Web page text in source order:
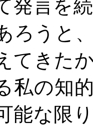
発言を
ろうと
てきた
私の知
能な限